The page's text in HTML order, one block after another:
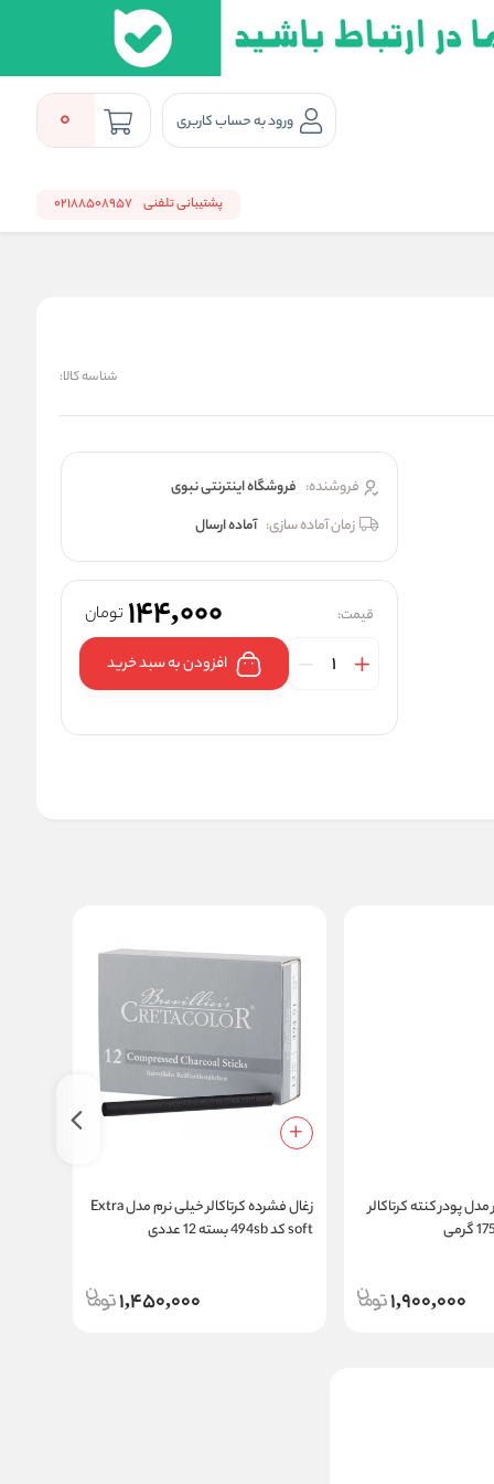
ورود به حساب کاربری 0
پشتیبانی تلفنی 02188508957
شناسه کالا:
فروشنده: فروشگاه اینترنتی نبوی
زمان آماده سازی: آماده ارسال
قیمت: 144,000 تومان
افزودن به سبد خرید
مدل پودر کنته کرتاکالر
1,900,000
زغال فشرده کرتاکالر خیلی نرم مدل Extra
soft کد 494sb بسته 12 عددی
1,450,000